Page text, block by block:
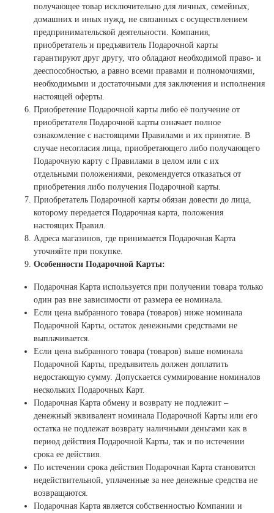
получающее товар исключительно для личных, семейных,
домашних и иных нужд, не связанных с осуществлением
предпринимательской деятельности. Компания,
приобретатель и предъявитель Подарочной карты
гарантируют друг другу, что обладают необходимой право- и
дееспособностью, а равно всеми правами и полномочиями,
необходимыми и достаточными для заключения и исполнения
настоящей оферты.
Приобретение Подарочной карты либо её получение от
приобретателя Подарочной карты означает полное
ознакомление с настоящими Правилами и их принятие. В
случае несогласия лица, приобретающего либо получающего
Подарочную карту с Правилами в целом или с их
отдельными положениями, рекомендуется отказаться от
приобретения либо получения Подарочной карты.
Приобретатель Подарочной карты обязан довести до лица,
которому передается Подарочная карта, положения
настоящих Правил.
Адреса магазинов, где принимается Подарочная Карта
уточняйте при покупке.
Особенности Подарочной Карты:
Подарочная Карта используется при получении товара только
один раз вне зависимости от размера ее номинала.
Если цена выбранного товара (товаров) ниже номинала
Подарочной Карты, остаток денежными средствами не
выплачивается.
Если цена выбранного товара (товаров) выше номинала
Подарочной Карты, предъявитель должен доплатить
недостающую сумму. Допускается суммирование номиналов
нескольких Подарочных Карт.
Подарочная Карта обмену и возврату не подлежит –
денежный эквивалент номинала Подарочной Карты или его
остатка не подлежат возврату наличными деньгами как в
период действия Подарочной Карты, так и по истечении
срока ее действия.
По истечении срока действия Подарочная Карта становится
недействительной, уплаченные за нее денежные средства не
возвращаются.
Подарочная Карта является собственностью Компании и